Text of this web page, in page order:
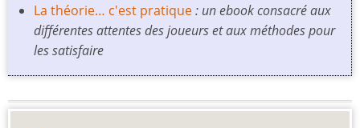
La théorie… c'est pratique: un ebook consacré aux
différentes attentes des joueurs et aux méthodes pour
les satisfaire